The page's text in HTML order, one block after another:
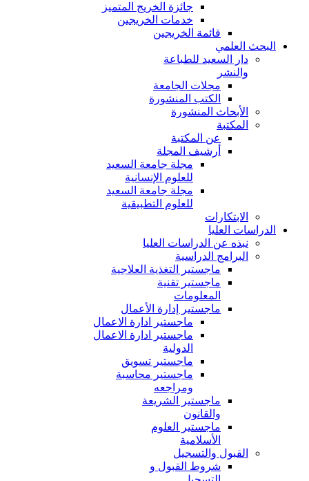
جائزة الخريج المتميز
خدمات الخريجين
قائمة الخريجين
البحث العلمي
دار السعيد للطباعة
والنشر
مجلات الجامعة
الكتب المنشورة
الأبحاث المنشورة
المكتبة
عن المكتبة
أرشيف المجلة
مجلة جامعة السعيد
للعلوم الإنسانية
مجلة جامعة السعيد
للعلوم التطبيقية
الابتكارات
الدراسات العليا
نبذه عن الدراسات العليا
البرامج الدراسية
ماجستير التغذية العلاجية
ماجستير تقنية
المعلومات
ماجستير إدارة الأعمال
ماجستير ادارة الاعمال
ماجستير ادارة الاعمال
الدولية
ماجستير تسويق
ماجستير محاسبة
ومراجعه
ماجستير الشريعة
والقانون
ماجستير العلوم
الأسلامية
القبول والتسجيل
شروط القبول و